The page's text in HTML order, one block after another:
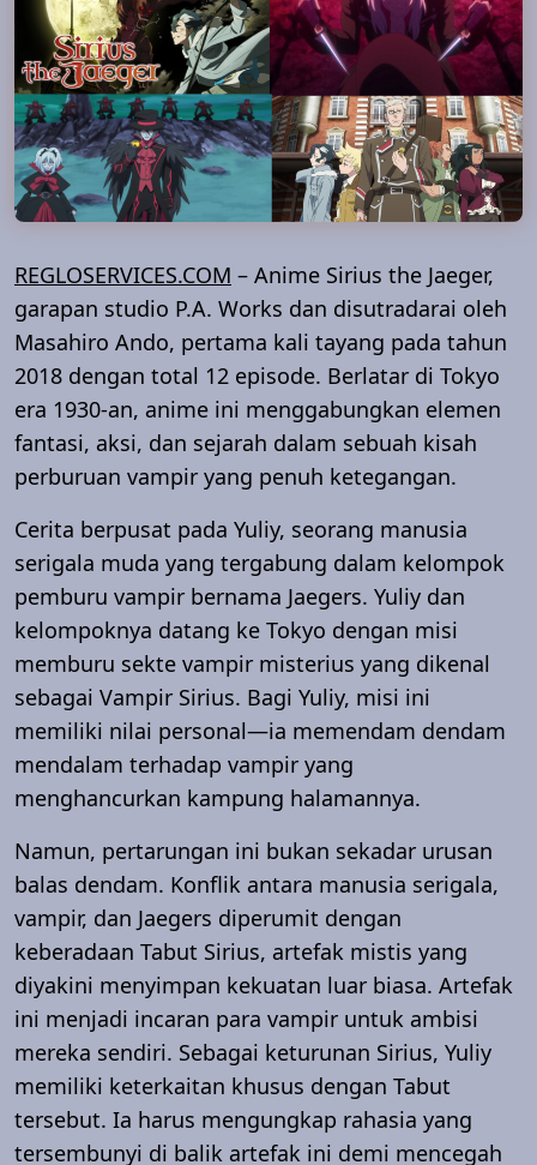
REGLOSERVICES.COM – Anime Sirius the Jaeger,
garapan studio P.A. Works dan disutradarai oleh
Masahiro Ando, pertama kali tayang pada tahun
2018 dengan total 12 episode. Berlatar di Tokyo
era 1930-an, anime ini menggabungkan elemen
fantasi, aksi, dan sejarah dalam sebuah kisah
perburuan vampir yang penuh ketegangan.
Cerita berpusat pada Yuliy, seorang manusia
serigala muda yang tergabung dalam kelompok
pemburu vampir bernama Jaegers. Yuliy dan
kelompoknya datang ke Tokyo dengan misi
memburu sekte vampir misterius yang dikenal
sebagai Vampir Sirius. Bagi Yuliy, misi ini
memiliki nilai personal—ia memendam dendam
mendalam terhadap vampir yang
menghancurkan kampung halamannya.
Namun, pertarungan ini bukan sekadar urusan
balas dendam. Konflik antara manusia serigala,
vampir, dan Jaegers diperumit dengan
keberadaan Tabut Sirius, artefak mistis yang
diyakini menyimpan kekuatan luar biasa. Artefak
ini menjadi incaran para vampir untuk ambisi
mereka sendiri. Sebagai keturunan Sirius, Yuliy
memiliki keterkaitan khusus dengan Tabut
tersebut. Ia harus mengungkap rahasia yang
tersembunyi di balik artefak ini demi mencegah